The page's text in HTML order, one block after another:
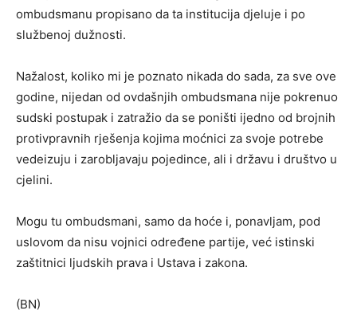
ombudsmanu propisano da ta institucija djeluje i po
službenoj dužnosti.
Nažalost, koliko mi je poznato nikada do sada, za sve ove
godine, nijedan od ovdašnjih ombudsmana nije pokrenuo
sudski postupak i zatražio da se poništi ijedno od brojnih
protivpravnih rješenja kojima moćnici za svoje potrebe
vedeizuju i zarobljavaju pojedince, ali i državu i društvo u
cjelini.
Mogu tu ombudsmani, samo da hoće i, ponavljam, pod
uslovom da nisu vojnici određene partije, već istinski
zaštitnici ljudskih prava i Ustava i zakona.
(BN)